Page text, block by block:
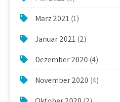
März 2021(1)
Januar 2021(2)
Dezember 2020 (4)
November 2020 (4)